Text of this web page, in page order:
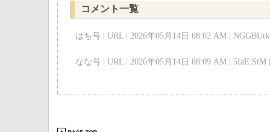
コメント一覧
はち号 | URL | 2026年05月14日 08:02 AM |
なな号 | URL | 2026年05月14日 08:09 AM | 5IaE.StM |